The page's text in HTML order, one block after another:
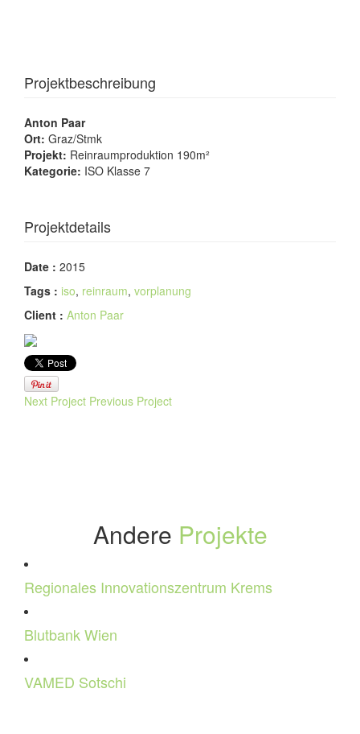
Projektbeschreibung
Anton Paar
Ort: Graz/Stmk
Projekt: Reinraumproduktion 190m²
Kategorie: ISO Klasse 7
Projektdetails
Date : 2015
Tags : iso, reinraum, vorplanung
Client : Anton Paar
Next Project Previous Project
Andere Projekte
Regionales Innovationszentrum Krems
Blutbank Wien
VAMED Sotschi